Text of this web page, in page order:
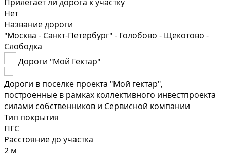
Нет
Название дороги
"Москва - Санкт-Петербург" - Голобово - Щекотово -
Слободка
Дороги "Мой Гектар"
Дороги в поселке проекта "Мой гектар",
построенные в рамках коллективного инвестпроекта
силами собственников и Сервисной компании
Тип покрытия
ПГС
Расстояние до участка
2 м